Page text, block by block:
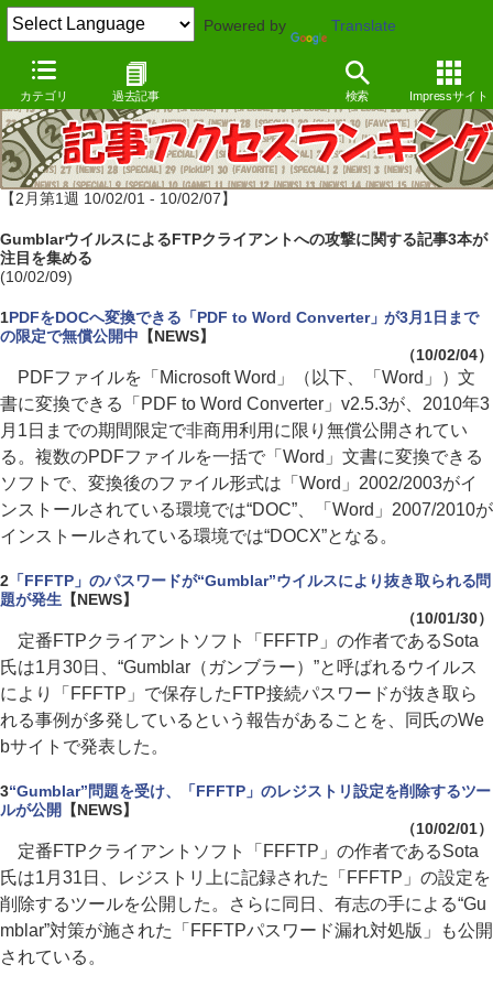
Powered by Translate
カテゴリ 過去記事 検索 Impressサイト
【2月第1週 10/02/01 - 10/02/07】
GumblarウイルスによるFTPクライアントへの攻撃に関する記事3本が
注目を集める
(10/02/09)
1PDFをDOCへ変換できる「PDF to Word Converter」が3月1日まで
の限定で無償公開中 【NEWS】
（10/02/04）
PDFファイルを「Microsoft Word」（以下、「Word」）文
書に変換できる「PDF to Word Converter」v2.5.3が、2010年3
月1日までの期間限定で非商用利用に限り無償公開されてい
る。複数のPDFファイルを一括で「Word」文書に変換できる
ソフトで、変換後のファイル形式は「Word」2002/2003がイ
ンストールされている環境では“DOC”、「Word」2007/2010が
インストールされている環境では“DOCX”となる。
2 「FFFTP」のパスワードが“Gumblar”ウイルスにより抜き取られる問
題が発生 【NEWS】
（10/01/30）
定番FTPクライアントソフト「FFFTP」の作者であるSota
氏は1月30日、“Gumblar（ガンブラー）”と呼ばれるウイルス
により「FFFTP」で保存したFTP接続パスワードが抜き取ら
れる事例が多発しているという報告があることを、同氏のWe
bサイトで発表した。
3“Gumblar”問題を受け、「FFFTP」のレジストリ設定を削除するツー
ルが公開
【NEWS】
（10/02/01）
定番FTPクライアントソフト「FFFTP」の作者であるSota
氏は1月31日、レジストリ上に記録された「FFFTP」の設定を
削除するツールを公開した。さらに同日、有志の手による“Gu
mblar”対策が施された「FFFTPパスワード漏れ対処版」も公開
されている。